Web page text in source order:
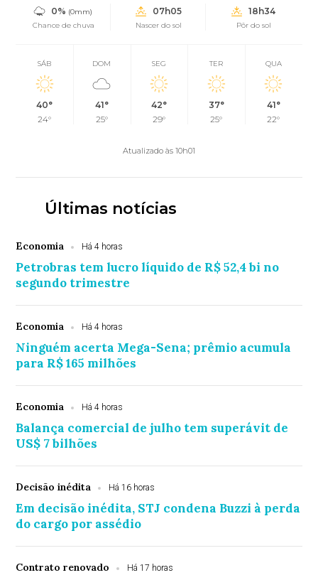
0% (0mm)
Chance de chuva
07h05
Nascer do sol
18h34
Pôr do sol
SÁB
40°
24°
DOM
41°
25°
SEG
42°
29°
TER
37°
25°
QUA
41°
22°
Atualizado às 10h01
Últimas notícias
Economia Há 4 horas
Petrobras tem lucro líquido de R$ 52,4 bi no
segundo trimestre
Economia Há 4 horas
Ninguém acerta Mega-Sena; prêmio acumula
para R$ 165 milhões
Economia Há 4 horas
Balança comercial de julho tem superávit de
US$ 7 bilhões
Decisão inédita Há 16 horas
Em decisão inédita, STJ condena Buzzi à perda
do cargo por assédio
Contrato renovado Há 17 horas